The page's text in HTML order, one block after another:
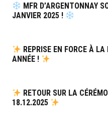
MFR D’ARGENTONNAY
JANVIER 2025 !
REPRISE EN FORCE À
ANNÉE !
RETOUR SUR LA
18.12.2025